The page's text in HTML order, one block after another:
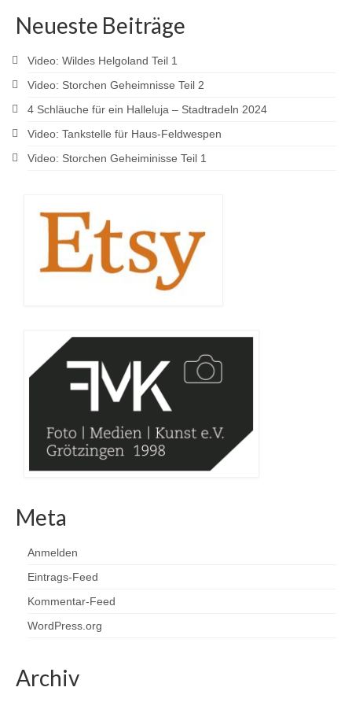
Neueste Beiträge
Video: Wildes Helgoland Teil 1
Video: Storchen Geheimnisse Teil 2
4 Schläuche für ein Halleluja – Stadtradeln 2024
Video: Tankstelle für Haus-Feldwespen
Video: Storchen Geheiminisse Teil 1
Meta
Anmelden
Eintrags-Feed
Kommentar-Feed
WordPress.org
Archiv